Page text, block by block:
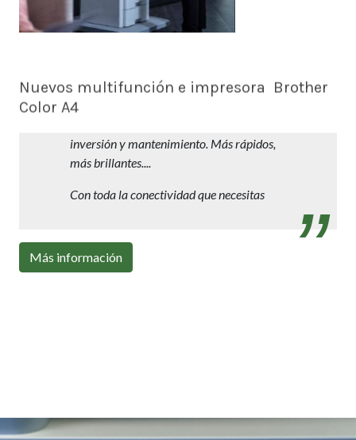
Nuevos multifunción e impresora Brother
Color A4
inversión y mantenimiento. Más rápidos,
Con toda la conectividad que necesitas